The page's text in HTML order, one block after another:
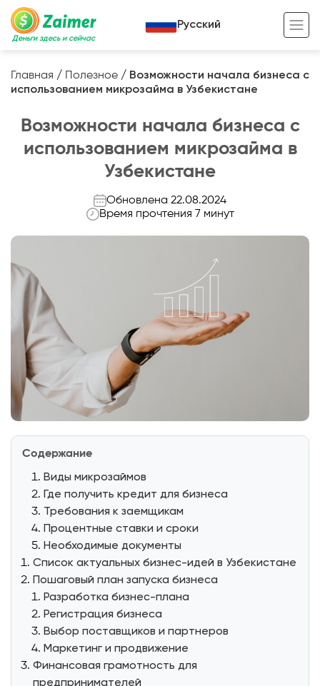
Деньги здесь и сейчас
Кредит под залог авто
Кредит под залог недвижимости
Кредит онлайн
Кредит для предпринимателей
Кредит для самозанятых
Жизненный цикл вашего кредита
Кредитный калькулятор
Русский
Главная / Полезное / Возможности начала бизнеса с
использованием микрозайма в Узбекистане
Возможности начала бизнеса с
использованием микрозайма в
Узбекистане
Обновлена 22.08.2024
Время прочтения 7 минут
Содержание
Виды микрозаймов
Где получить кредит для бизнеса
Требования к заемщикам
Процентные ставки и сроки
Необходимые документы
Список актуальных бизнес-идей в Узбекистане
Пошаговый план запуска бизнеса
Разработка бизнес-плана
Регистрация бизнеса
Выбор поставщиков и партнеров
Маркетинг и продвижение
Финансовая грамотность для
предпринимателей